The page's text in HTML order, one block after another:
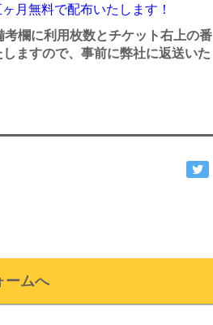
月無料で配布いたします！
欄に利用枚数とチケット右上の番
ますので、事前に弊社に返送いた
ームへ